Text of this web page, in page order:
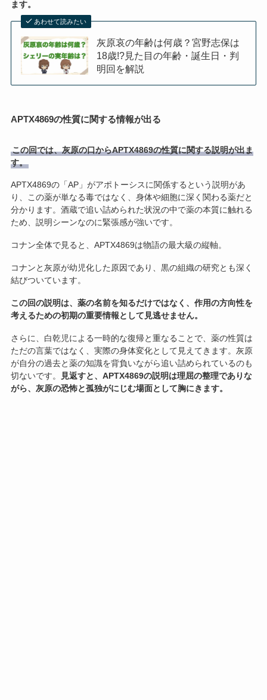
ます。
あわせて読みたい
灰原哀の年齢は何歳？宮野志保は
18歳!?見た目の年齢・誕生日・判
明回を解説
APTX4869の性質に関する情報が出る
この回では、灰原の口からAPTX4869の性質に関する説明が出ま
す。
APTX4869の「AP」がアポトーシスに関係するという説明があ
り、この薬が単なる毒ではなく、身体や細胞に深く関わる薬だと
分かります。酒蔵で追い詰められた状況の中で薬の本質に触れる
ため、説明シーンなのに緊張感が強いです。
コナン全体で見ると、APTX4869は物語の最大級の縦軸。
コナンと灰原が幼児化した原因であり、黒の組織の研究とも深く
結びついています。
この回の説明は、薬の名前を知るだけではなく、作用の方向性を
考えるための初期の重要情報として見逃せません。
さらに、白乾児による一時的な復帰と重なることで、薬の性質は
ただの言葉ではなく、実際の身体変化として見えてきます。灰原
が自分の過去と薬の知識を背負いながら追い詰められているのも
切ないです。
見返すと、APTX4869の説明は理屈の整理でありな
がら、灰原の恐怖と孤独がにじむ場面として胸にきます。